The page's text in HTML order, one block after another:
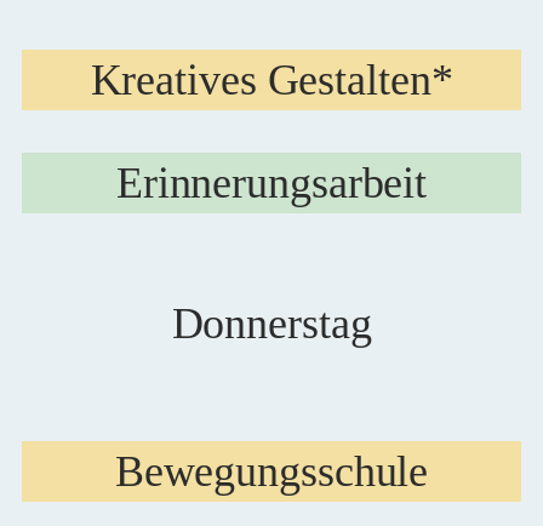
Kreatives Gestalten*
Erinnerungsarbeit
Donnerstag
Bewegungsschule